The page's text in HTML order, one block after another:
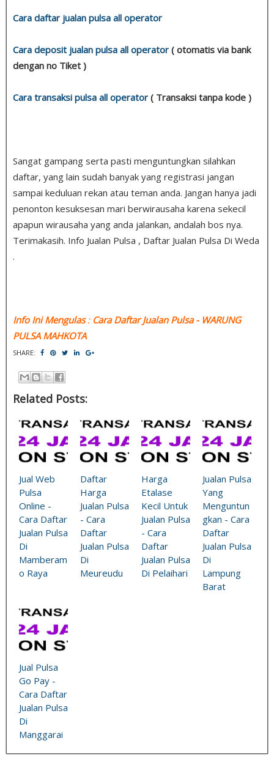
Cara daftar jualan pulsa all operator
Cara deposit jualan pulsa all operator ( otomatis via bank
dengan no Tiket )
Cara transaksi pulsa all operator ( Transaksi tanpa kode )
Sangat gampang serta pasti menguntungkan silahkan
daftar, yang lain sudah banyak yang registrasi jangan
sampai keduluan rekan atau teman anda. Jangan hanya jadi
penonton kesuksesan mari berwirausaha karena sekecil
apapun wirausaha yang anda jalankan, andalah bos nya.
Terimakasih. Info Jualan Pulsa , Daftar Jualan Pulsa Di Weda
.
Info Ini Mengulas: Cara Daftar Jualan Pulsa- WARUNG
PULSA MAHKOTA
SHARE:
Related Posts:
Jual Web
Pulsa
Online -
Cara Daftar
Jualan Pulsa
Di
Mamberam
o Raya
Daftar
Harga
Jualan Pulsa
- Cara
Daftar
Jualan Pulsa
Di
Meureudu
Harga
Etalase
Kecil Untuk
Jualan Pulsa
- Cara
Daftar
Jualan Pulsa
Di Pelaihari
Jualan Pulsa
Yang
Menguntun
gkan - Cara
Daftar
Jualan Pulsa
Di
Lampung
Barat
Jual Pulsa
Go Pay -
Cara Daftar
Jualan Pulsa
Di
Manggarai